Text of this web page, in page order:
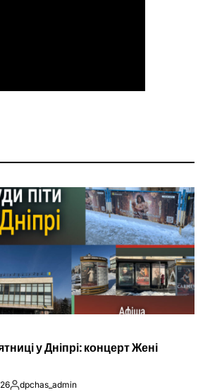
у Дніпрі: концерт Жені
dpchas_admin